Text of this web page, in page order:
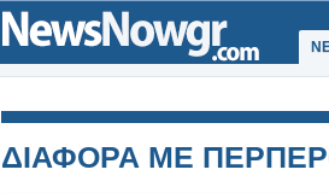
ΔΙΑΦΟΡΑ ΜΕ